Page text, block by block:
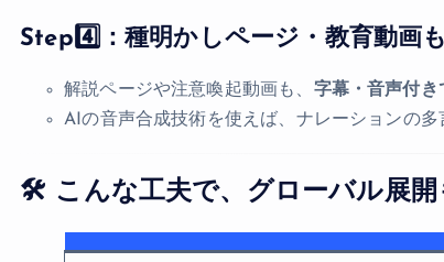
Step4️⃣：種明かしページ・教育動画
解説ページや注意喚起動画も、 字幕・音声付き
AIの音声合成技術を使えば、ナレーションの多
🛠 こんな工夫で、グローバル展開